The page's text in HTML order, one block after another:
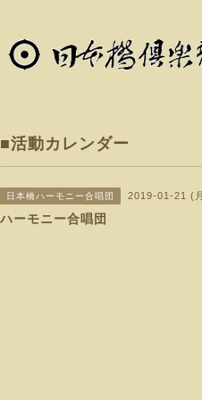
■活動カレンダー
日本橋ハーモニー合唱団 2019-01-21 (
ハーモニー合唱団